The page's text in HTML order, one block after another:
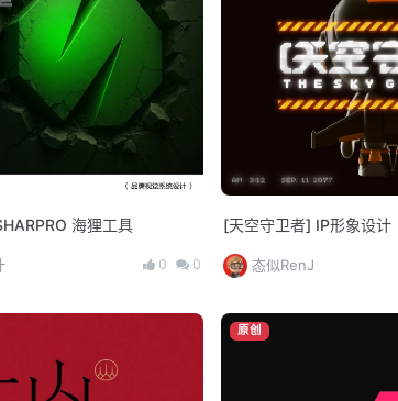
海狸工具
0 0
[天空守卫者] IP形象设计
态似RenJ
原创